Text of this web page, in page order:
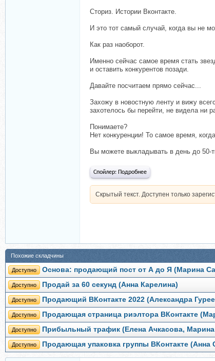
Сториз. Истории Вконтакте.
И это тот самый случай, когда вы не
Как раз наоборот.
Именно сейчас самое время стать
и оставить конкурентов позади.
Давайте посчитаем прямо сейчас...
Захожу в новостную ленту и вижу
захотелось бы перейти, не видела ни
Понимаете?
Нет конкуренции! То самое время,
Вы можете выкладывать в день до 50-
Спойлер: Подробнее
Скрытый текст. Доступен только
Похожие складчины
Доступно Основа: продающий пост от А до Я (Марина
Доступно Продай за 60 секунд (Анна Карелина)
Доступно Продающий ВКонтакте 2022 (Александра
Доступно Продающая страница риэлтора ВКонтакте
Доступно Прибыльный трафик (Елена Ачкасова,
Доступно Продающая упаковка группы ВКонтакте (Анна